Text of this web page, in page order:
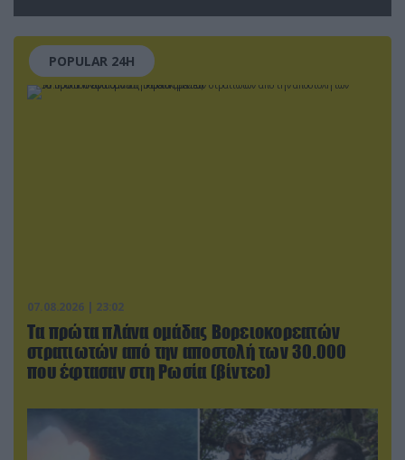
POPULAR 24H
07.08.2026 | 23:02
Τα πρώτα πλάνα ομάδας Βορειοκορεατών
στρατιωτών από την αποστολή των 30.000
που έφτασαν στη Ρωσία (βίντεο)